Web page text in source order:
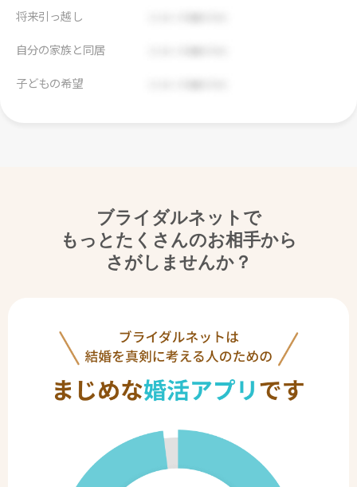
将来引っ越し
自分の家族と同居
子どもの希望
ブライダルネットで
もっとたくさんのお相手から
さがしませんか？